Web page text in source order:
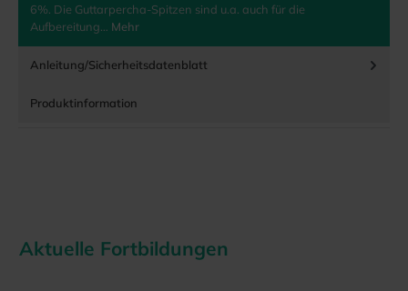
6%. Die Guttarpercha-Spitzen sind u.a. auch für die
Aufbereitung… Mehr
Anleitung/Sicherheitsdatenblatt
Produktinformation
Aktuelle Fortbildungen